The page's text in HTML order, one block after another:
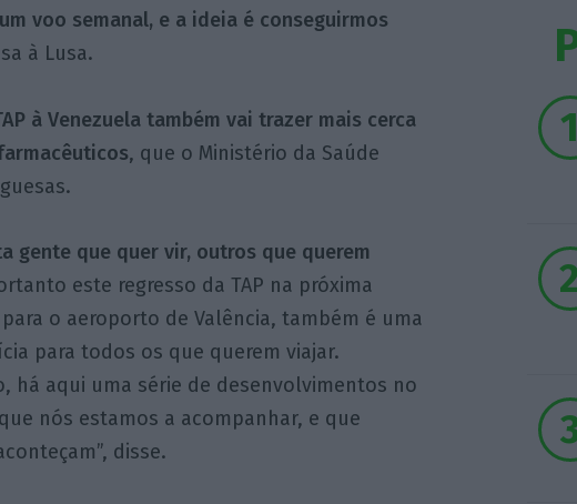
voo semanal, e a ideia é conseguirmos
à Lusa.
à Venezuela também vai trazer mais cerca
, que o Ministério da Saúde
gente que quer vir, outros que querem
este regresso da TAP na próxima
o aeroporto de Valência, também é uma
para todos os que querem viajar.
há aqui uma série de desenvolvimentos no
nós estamos a acompanhar, e que
disse.